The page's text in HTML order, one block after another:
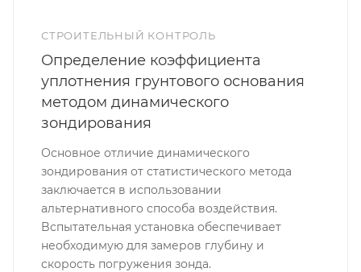
СТРОИТЕЛЬНЫЙ КОНТРОЛЬ
Определение коэффициента
уплотнения грунтового основания
методом динамического
зондирования
Основное отличие динамического
зондирования от статистического метода
заключается в использовании
альтернативного способа воздействия.
Bспытательная установка обеспечивает
необходимую для замеров глубину и
скорость погружения зонда.